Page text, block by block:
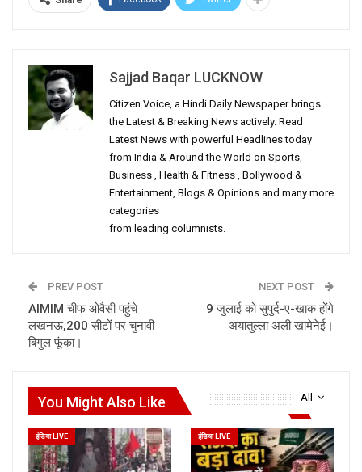
Sajjad Baqar LUCKNOW
Citizen Voice, a Hindi Daily Newspaper brings
the Latest & Breaking News actively. Read
Latest News with powerful Headlines today
from India & Around the World on Sports,
Business , Health & Fitness , Bollywood &
Entertainment, Blogs & Opinions and many more
categories
from leading columnists.
PREV POST
AIMIM चीफ ओवैसी पहुंचे
लखनऊ,200 सीटों पर चुनावी
बिगुल फूंका।
NEXT POST
9 जुलाई को सुपुर्द-ए-खाक होंगे
अयातुल्ला अली खामेनेई।
All
You Might Also Like
इंडिया LIVE इंडिया LIVE